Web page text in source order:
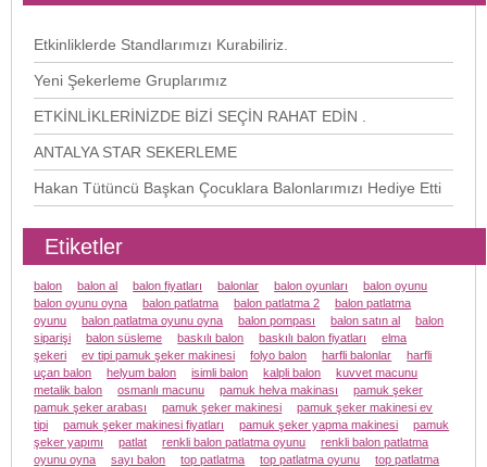
Etkinliklerde Standlarımızı Kurabiliriz.
Yeni Şekerleme Gruplarımız
ETKİNLİKLERİNİZDE BİZİ SEÇİN RAHAT EDİN .
ANTALYA STAR SEKERLEME
Hakan Tütüncü Başkan Çocuklara Balonlarımızı Hediye Etti
Etiketler
balon balon al balon fiyatları balonlar balon oyunları
balon oyunu
balon oyunu oyna
balon patlatma balon patlatma 2
balon patlatma
oyunu
balon patlatma oyunu oyna balon pompası balon satın al
balon
siparişi
balon süsleme baskılı balon baskılı balon fiyatları
elma
şekeri
ev tipi pamuk şeker makinesi folyo balon harfli balonlar
harfli
uçan balon
helyum balon isimli balon kalpli balon
kuvvet macunu
metalik balon
osmanlı macunu pamuk helva makinası
pamuk şeker
pamuk şeker arabası
pamuk şeker makinesi
pamuk şeker makinesi ev
tipi
pamuk şeker makinesi fiyatları pamuk şeker yapma makinesi
pamuk
şeker yapımı
patlat renkli balon patlatma oyunu
renkli balon patlatma
oyunu oyna
sayı balon top patlatma top patlatma oyunu top patlatma